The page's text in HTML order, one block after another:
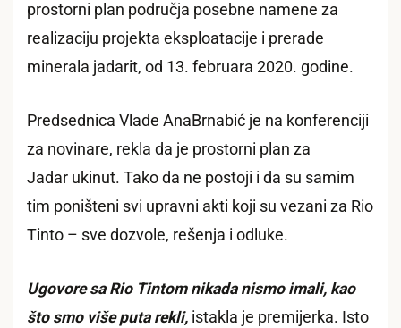
prostorni plan područja posebne namene za
realizaciju projekta eksploatacije i prerade
minerala jadarit, od 13. februara 2020. godine.
Predsednica Vlade AnaBrnabić je na konferenciji
za novinare, rekla da je prostorni plan za
Jadar ukinut. Tako da ne postoji i da su samim
tim poništeni svi upravni akti koji su vezani za Rio
Tinto – sve dozvole, rešenja i odluke.
Ugovore sa Rio Tintom nikada nismo imali, kao
što smo više puta rekli, istakla je premijerka. Isto